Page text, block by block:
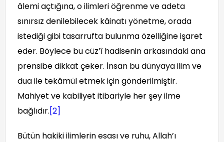
âlemi açtığına, o ilimleri öğrenme ve adeta
sınırsız denilebilecek kâinatı yönetme, orada
istediği gibi tasarrufta bulunma özelliğine işaret
eder. Böylece bu cüz’î hadisenin arkasındaki ana
prensibe dikkat çeker. İnsan bu dünyaya ilim ve
dua ile tekâmül etmek için gönderilmiştir.
Mahiyet ve kabiliyet itibariyle her şey ilme
bağlıdır.[2]
Bütün hakiki ilimlerin esası ve ruhu, Allah’ı